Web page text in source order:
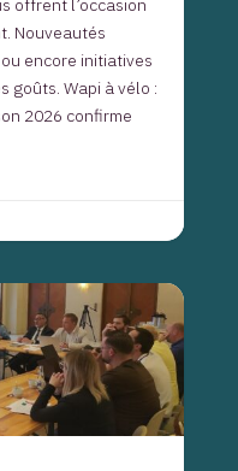
offrent l’occasion
Nouveautés
encore initiatives
goûts. Wapi à vélo :
2026 confirme